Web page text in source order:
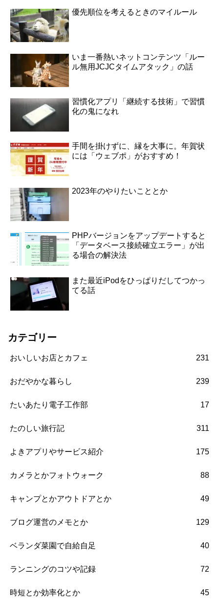
優先順位を考えるときのマイルール
いま一番熱いネットコンテンツ「ルー
ル無用JCJCタイムアタック」の話
習慣化アプリ「継続する技術」で習慣
化の鬼になれ
手間を掛けずに、縁を大事に。年賀状
には「ウェブポ」がおすすめ！
2023年のやりたいこととか
PHPバージョンをアップデートすると
「データベース接続確立エラー」が出
る場合の解決法
また最近iPodをひっぱりだしてつかっ
てる話
カテゴリー
おいしいお店とカフェ 231
おだやかな暮らし 239
たいあたり電子工作部 17
たのしい旅行記 311
よきアプリやサービス紹介 175
カメラとかフォトウォーク 88
キャンプとかアウトドアとか 49
ブログ運営のメモとか 129
ベランダ菜園で自給自足 40
ランニングのコツや記録 72
時短とか効率化とか 45